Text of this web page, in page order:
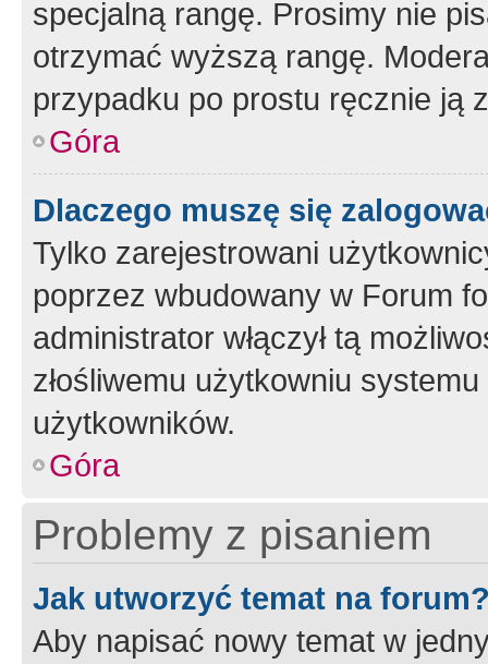
specjalną rangę. Prosimy nie
otrzymać wyższą rangę.
przypadku po prostu ręcznie ją
Góra
Dlaczego muszę się
Tylko zarejestrowani
poprzez wbudowany w Forum
administrator włączył tą
złośliwemu użytkowniu
użytkowników.
Góra
Problemy z pisaniem
Jak utworzyć temat na
Aby napisać nowy temat w